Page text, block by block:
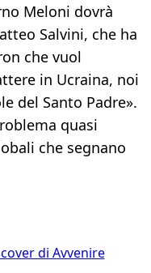
Meloni dovrà
Salvini, che ha
che vuol
in Ucraina, noi
del Santo Padre».
quasi
che segnano
di Avvenire